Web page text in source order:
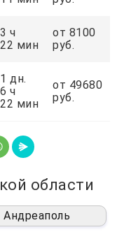
3 ч
22 мин
от 8100
руб.
1 дн.
6 ч
22 мин
от 49680
руб.
области
Андреаполь